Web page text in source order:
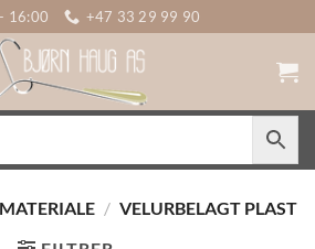
16:00 +47 33 29 99 90
/ VELURBELAGT PLAST